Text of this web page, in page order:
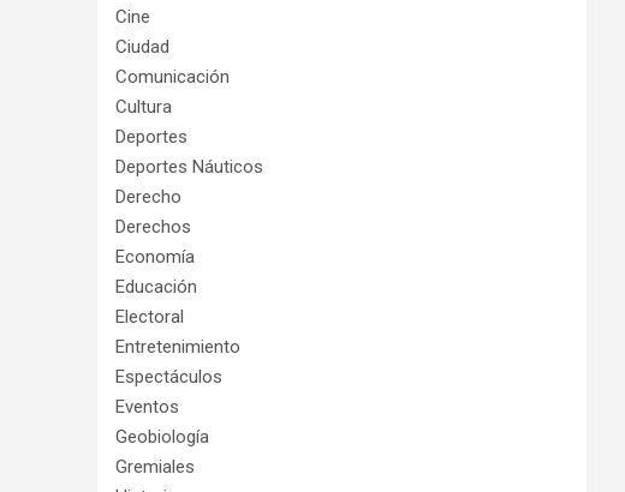
Cine
Ciudad
Comunicación
Cultura
Deportes
Deportes Náuticos
Derecho
Derechos
Economía
Educación
Electoral
Entretenimiento
Espectáculos
Eventos
Geobiología
Gremiales